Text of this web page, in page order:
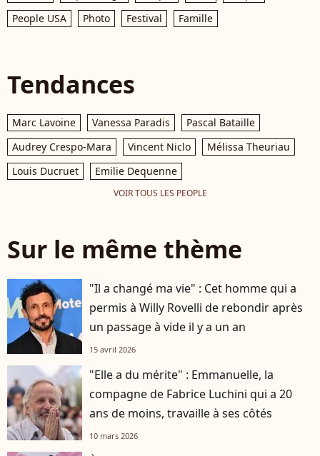
People USA
Photo Festival Famille
Tendances
Marc Lavoine Vanessa Paradis
Pascal Bataille
Audrey Crespo-Mara
Vincent Niclo
Mélissa Theuriau
Louis Ducruet
Emilie Dequenne
VOIR TOUS LES PEOPLE
Sur le même thème
"Il a changé ma vie" : Cet homme qui a
permis à Willy Rovelli de rebondir après
un passage à vide il y a un an
15 avril 2026
"Elle a du mérite" : Emmanuelle, la
compagne de Fabrice Luchini qui a 20
ans de moins, travaille à ses côtés
10 mars 2026